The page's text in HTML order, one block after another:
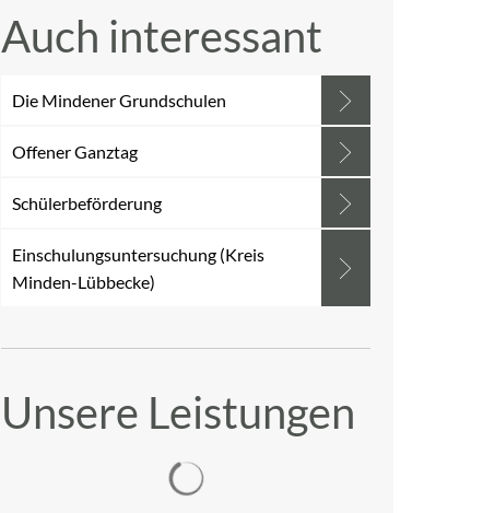
Auch interessant
Die Mindener Grundschulen
Offener Ganztag
Schülerbeförderung
Einschulungsuntersuchung (Kreis
Minden-Lübbecke)
Unsere Leistungen